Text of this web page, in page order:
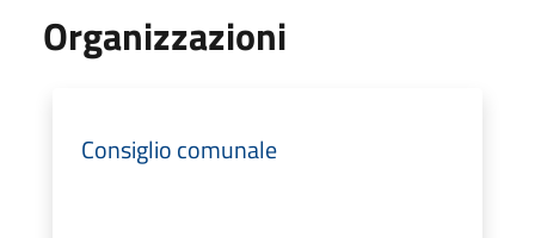
Organizzazioni
Consiglio comunale